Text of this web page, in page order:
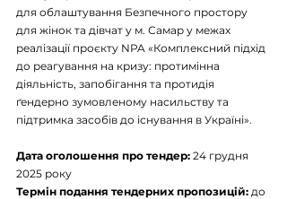
для облаштування Безпечного простору
для жінок та дівчат у м. Самар у межах
реалізації проєкту NPA «Комплексний підхід
до реагування на кризу: протимінна
діяльність, запобігання та протидія
ґендерно зумовленому насильству та
підтримка засобів до існування в Україні».
Дата оголошення про тендер: 24 грудня
2025 року
Термін подання тендерних пропозицій: до